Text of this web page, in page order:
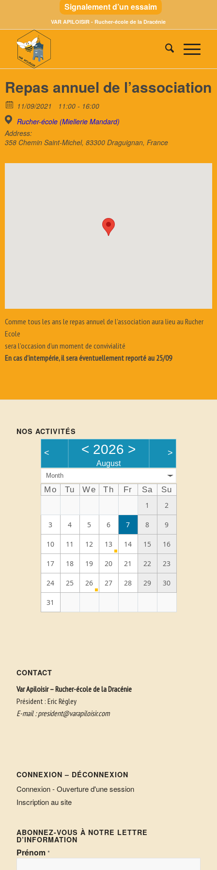
Signalement d’un essaim
VAR APILOISIR - Rucher-école de la Dracénie
Repas annuel de l’association
11/09/2021
11:00 - 16:00
Rucher-école (Miellerie Mandard)
Address:
358 Chemin Saint-Michel, 83300 Draguignan, France
Comme tous les ans le repas annuel de l’association aura lieu au Rucher
Ecole
sera l’occasion d’un moment de convivialité
En cas d’intempérie, il sera éventuellement reporté au 25/09
NOS ACTIVITÉS
< < 2026 >
August
>
Month
Mo Tu We Th Fr Sa
Su
1
2
3 4 5 6 7 8 9
10 11 12 13 14 15 16
17 18 19 20 21 22 23
24 25 26 27 28 29 30
31
CONTACT
Var Apiloisir – Rucher-école de la Dracénie
Président : Eric Régley
E-mail :president@varapiloisir.com
CONNEXION – DÉCONNEXION
Connexion - Ouverture d'une session
Inscription au site
ABONNEZ-VOUS À NOTRE LETTRE
D’INFORMATION
Prénom *